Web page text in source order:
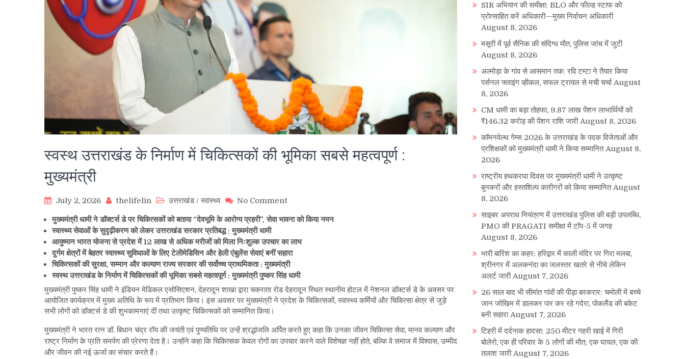
स्वस्थ उत्तराखंड के निर्माण में चिकित्सकों की भूमिका सबसे महत्वपूर्ण :
मुख्यमंत्री
July 2, 2026 thelifelin उत्तराखंड/स्वास्थ्य No Commenton
उत्तराखंड
निर्माण
में
चिकित्सकों
की
भूमिका
सबसे
महत्वपूर्ण
मुख्यमंत्री
मुख्यमंत्री धामी ने डॉक्टर्स डे पर चिकित्सकों को बताया “देवभूमि के आरोग्य प्रहरी”, सेवा भावना को किया नमन
स्वास्थ्य सेवाओं के सुदृढ़ीकरण को लेकर उत्तराखंड सरकार प्रतिबद्ध : मुख्यमंत्री धामी
आयुष्मान भारत योजना से प्रदेश में 12 लाख से अधिक मरीजों को मिला निःशुल्क उपचार का लाभ
दुर्गम क्षेत्रों में बेहतर स्वास्थ्य सुविधाओं के लिए टेलीमेडिसिन और हेली एंबुलेंस सेवाएं बनीं सहारा
चिकित्सकों की सुरक्षा, सम्मान और कल्याण राज्य सरकार की सर्वोच्च प्राथमिकता : मुख्यमंत्री
स्वस्थ उत्तराखंड के निर्माण में चिकित्सकों की भूमिका सबसे महत्वपूर्ण : मुख्यमंत्री पुष्कर सिंह धामी
मुख्यमंत्री पुष्कर सिंह धामी ने इंडियन मेडिकल एसोसिएशन, देहरादून शाखा द्वारा चकराता रोड देहरादून स्थित स्थानीय होटल में नेशनल डॉक्टर्स डे के अवसर पर
आयोजित कार्यक्रम में मुख्य अतिथि के रूप में प्रतिभाग किया। इस अवसर पर मुख्यमंत्री ने प्रदेश के चिकित्सकों, स्वास्थ्य कर्मियों और चिकित्सा क्षेत्र से जुड़े
सभी लोगों को डॉक्टर्स डे की शुभकामनाएं दीं तथा उत्कृष्ट चिकित्सकों को सम्मानित किया।
मुख्यमंत्री ने भारत रत्न डॉ. बिधान चंद्र रॉय की जयंती एवं पुण्यतिथि पर उन्हें श्रद्धांजलि अर्पित करते हुए कहा कि उनका जीवन चिकित्सा सेवा, मानव कल्याण और
राष्ट्र निर्माण के प्रति समर्पण की प्रेरणा देता है। उन्होंने कहा कि चिकित्सक केवल रोगों का उपचार करने वाले विशेषज्ञ नहीं होते, बल्कि वे समाज में विश्वास, उम्मीद
और जीवन की नई ऊर्जा का संचार करते हैं।
SIR अभियान की समीक्षा: BLO और फील्ड स्टाफ को
प्रोत्साहित करें अधिकारी—मुख्य निर्वाचन अधिकारी
August 8, 2026
मसूरी में पूर्व सैनिक की संदिग्ध मौत, पुलिस जांच में जुटी
August 8, 2026
अल्मोड़ा के गांव से आसमान तक: रवि टम्टा ने तैयार किया
पर्सनल फ्लाइंग व्हीकल, सफल ट्रायल से मची चर्चा August
8, 2026
CM धामी का बड़ा तोहफा, 9.87 लाख पेंशन लाभार्थियों को
₹146.32 करोड़ की पेंशन राशि जारी August 8, 2026
कॉमनवेल्थ गेम्स 2026 के उत्तराखंड के पदक विजेताओं और
प्रशिक्षकों को मुख्यमंत्री धामी ने किया सम्मानित August 8,
2026
राष्ट्रीय हथकरघा दिवस पर मुख्यमंत्री धामी ने उत्कृष्ट
बुनकरों और हस्तशिल्प कारीगरों को किया सम्मानित August
8, 2026
साइबर अपराध नियंत्रण में उत्तराखंड पुलिस की बड़ी उपलब्धि,
PMO की PRAGATI समीक्षा में टॉप-5 में जगह
August 8, 2026
भारी बारिश का कहर: हरिद्वार में काली मंदिर पर गिरा मलबा,
श्रीनगर में अलकनंदा का जलस्तर खतरे से नीचे लेकिन
अलर्ट जारी August 7, 2026
26 साल बाद भी सीमांत गांवों की पीड़ा बरकरार: चमोली में बच्चे
जान जोखिम में डालकर पार कर रहे गदेरा, पोकलैंड की बकेट
बनी सहारा August 7, 2026
टिहरी में दर्दनाक हादसा: 250 मीटर गहरी खाई में गिरी
बोलेरो, एक ही परिवार के 5 लोगों की मौत; एक घायल, एक की
तलाश जारी August 7, 2026